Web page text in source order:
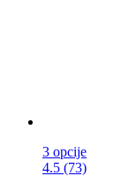
3 opcije
4.5 (73)